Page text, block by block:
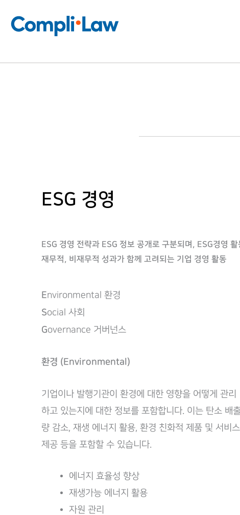
ESG 경영
ESG 경영 전략과 ESG 정보 공개로 구분되며, ESG경영
재무적, 비재무적 성과가 함께 고려되는 기업 경영 활동
Environmental 환경
Social 사회
Governance 거버넌스
환경 (Environmental)
기업이나 발행기관이 환경에 대한 영향을 어떻게 관리
하고 있는지에 대한 정보를 포함합니다. 이는 탄소 배
량 감소, 재생 에너지 활용, 환경 친화적 제품 및 서비스
제공 등을 포함할 수 있습니다.
에너지 효율성 향상
재생가능 에너지 활용
자원 관리